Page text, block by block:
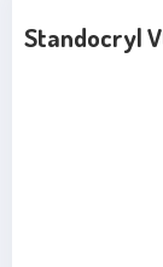
Standocryl